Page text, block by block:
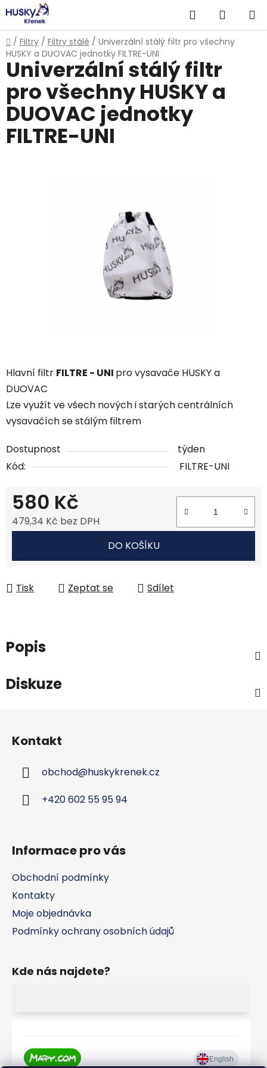
Přejít
na
obsah
Hledat
KOŠÍK
Domů
/ Filtry / Filtry stálé / Univerzální stálý filtr pro všechny
HUSKY a DUOVAC jednotky FILTRE-UNI
Hlavní filtr FILTRE - UNI pro vysavače HUSKY a
DUOVAC
Lze využít ve všech nových i starých centrálních
vysavačích se stálým filtrem
Dostupnost
týden
Kód:
FILTRE-UNI
580 Kč
479,34 Kč bez DPH
DO KOŠÍKU
Tisk Zeptat se Sdílet
Univerzální stálý filtr
pro všechny HUSKY a
DUOVAC jednotky
FILTRE-UNI
Popis
Diskuze
Kontakt
obchod@huskykrenek.cz
+420 602 55 95 94
Informace pro vás
Obchodní podmínky
Kontakty
Moje objednávka
Podmínky ochrany osobních údajů
Kde nás najdete?